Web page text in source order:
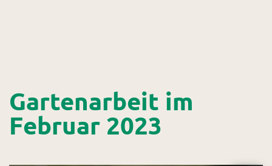
Gartenarbeit im
Februar 2023